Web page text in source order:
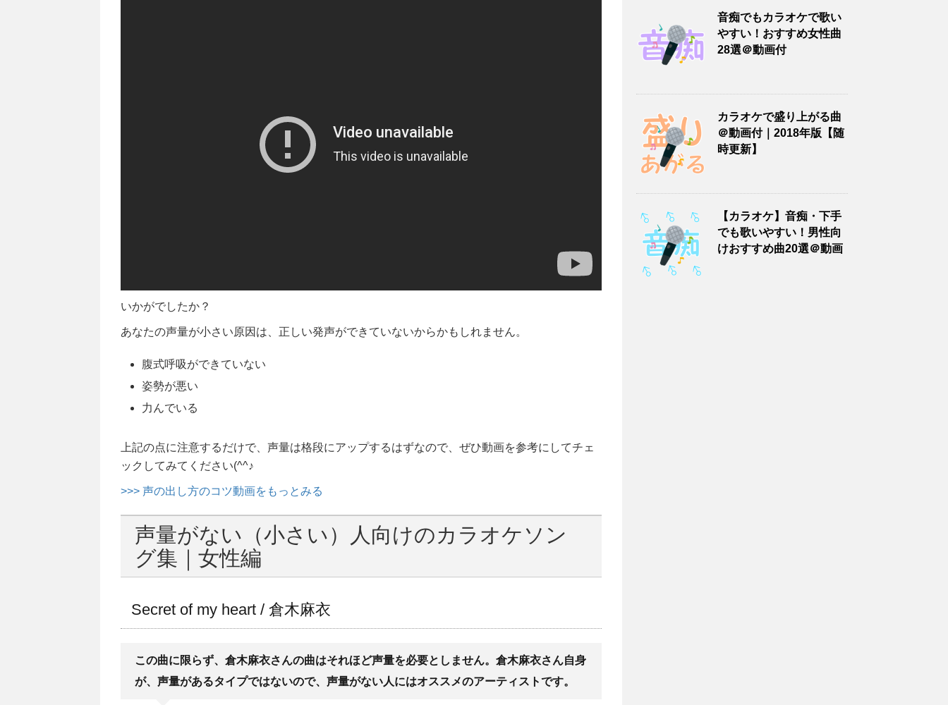
いかがでしたか？
あなたの声量が小さい原因は、正しい発声ができていないからかもしれません。
腹式呼吸ができていない
姿勢が悪い
力んでいる
上記の点に注意するだけで、声量は格段にアップするはずなので、ぜひ動画を参考にしてチェ
ックしてみてください(^^♪
>>> 声の出し方のコツ動画をもっとみる
声量がない（小さい）人向けのカラオケソン
グ集｜女性編
Secret of my heart / 倉木麻衣
この曲に限らず、倉木麻衣さんの曲はそれほど声量を必要としません。倉木麻衣さん自身
が、声量があるタイプではないので、声量がない人にはオススメのアーティストです。
音痴でもカラオケで歌い
やすい！おすすめ女性曲
28選＠動画付
カラオケで盛り上がる曲
＠動画付｜2018年版【随
時更新】
【カラオケ】音痴・下手
でも歌いやすい！男性向
けおすすめ曲20選＠動画